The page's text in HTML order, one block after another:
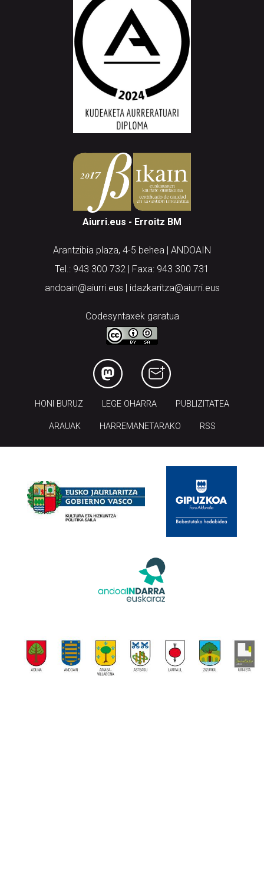
Aiurri.eus - Erroitz BM
Arantzibia plaza, 4-5 behea | ANDOAIN
Tel.: 943 300 732 | Faxa: 943 300 731
andoain@aiurri.eus | idazkaritza@aiurri.eus
Codesyntaxek garatua
HONI BURUZ LEGE OHARRA PUBLIZITATEA
ARAUAK HARREMANETARAKO RSS